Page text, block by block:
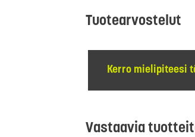
Tuotearvostelut
Kerro mielipiteesi
Vastaavia